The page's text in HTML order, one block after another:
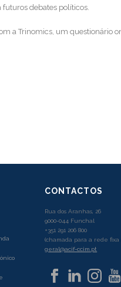
debates políticos.
a Trinomics, um questionário
CONTACTOS
Rua dos Aranhas, 26
9000-044 Funchal
+351 291 206 800
(chamada para a rede fixa
geral@acif-ccim.pt